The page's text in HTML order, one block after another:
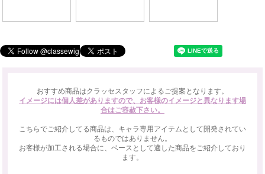
おすすめ商品はクラッセスタッフによるご提案となります。
イメージには個人差がありますので、お客様のイメージと異なります場
合はご容赦下さい。
こちらでご紹介してる商品は、キャラ専用アイテムとして開発されてい
るものではありません。
お客様が加工される場合に、ベースとして適した商品をご紹介しており
ます。